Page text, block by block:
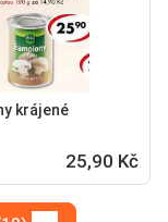
krájené
25,90 Kč